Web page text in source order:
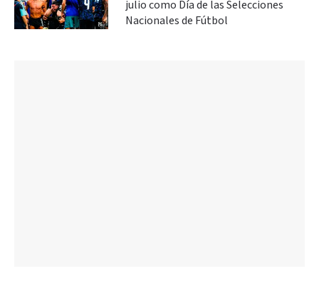
julio como Día de las Selecciones
Nacionales de Fútbol